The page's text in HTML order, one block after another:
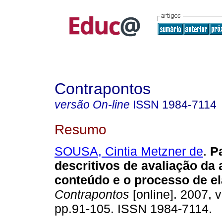
Contrapontos
versão On-line ISSN 1984-7114
Resumo
SOUSA, Cintia Metzner de.
descritivos de avaliação da
conteúdo e o processo de
Contrapontos [online]. 2007,
pp.91-105. ISSN 1984-7114.